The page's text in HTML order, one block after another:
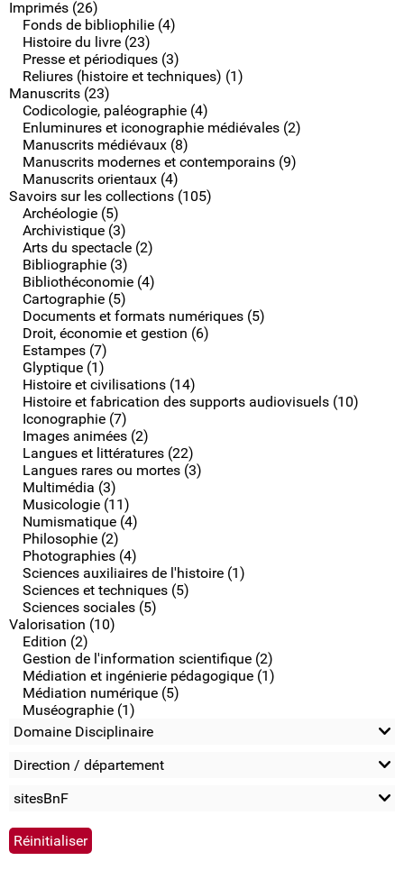
Imprimés (26)
Fonds de bibliophilie (4)
Histoire du livre (23)
Presse et périodiques (3)
Reliures (histoire et techniques) (1)
Manuscrits (23)
Codicologie, paléographie (4)
Enluminures et iconographie médiévales (2)
Manuscrits médiévaux (8)
Manuscrits modernes et contemporains (9)
Manuscrits orientaux (4)
Savoirs sur les collections (105)
Archéologie (5)
Archivistique (3)
Arts du spectacle (2)
Bibliographie (3)
Bibliothéconomie (4)
Cartographie (5)
Documents et formats numériques (5)
Droit, économie et gestion (6)
Estampes (7)
Glyptique (1)
Histoire et civilisations (14)
Histoire et fabrication des supports audiovisuels (10)
Iconographie (7)
Images animées (2)
Langues et littératures (22)
Langues rares ou mortes (3)
Multimédia (3)
Musicologie (11)
Numismatique (4)
Philosophie (2)
Photographies (4)
Sciences auxiliaires de l'histoire (1)
Sciences et techniques (5)
Sciences sociales (5)
Valorisation (10)
Edition (2)
Gestion de l'information scientifique (2)
Médiation et ingénierie pédagogique (1)
Médiation numérique (5)
Muséographie (1)
Domaine Disciplinaire
Direction / département
sitesBnF